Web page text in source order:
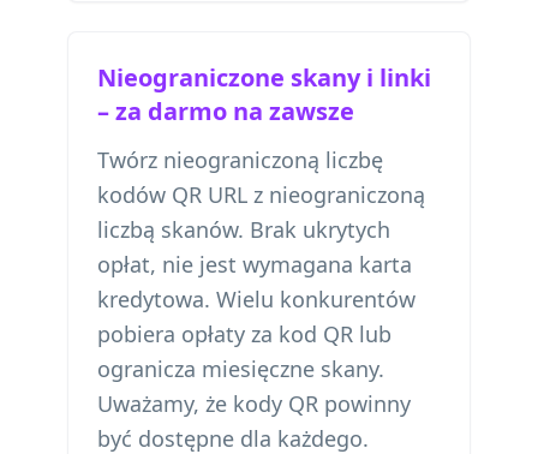
Nieograniczone skany i linki
– za darmo na zawsze
Twórz nieograniczoną liczbę
kodów QR URL z nieograniczoną
liczbą skanów. Brak ukrytych
opłat, nie jest wymagana karta
kredytowa. Wielu konkurentów
pobiera opłaty za kod QR lub
ogranicza miesięczne skany.
Uważamy, że kody QR powinny
być dostępne dla każdego.